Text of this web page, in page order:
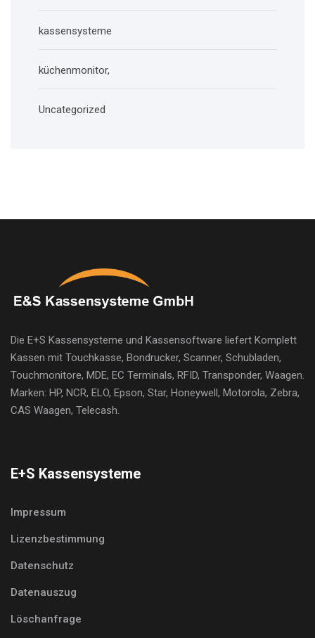
kassensysteme
küchenmonitor,
Uncategorized
Die E+S Kassensysteme und Kassensoftware liefert Komplett
Kassen mit Touchkasse, Bondrucker, Scanner, Schubladen,
Touchmonitore, MDE, EC Terminals, RFID, Transponder, Waagen.
Marken: HP, NCR, ELO, Epson, Star, Honeywell, Motorola, Zebra,
CAS Waagen, Telecash.
E+S Kassensysteme
Impressum
Lizenzbestimmung
Datenschutz
Datenauszug
Löschanfrage